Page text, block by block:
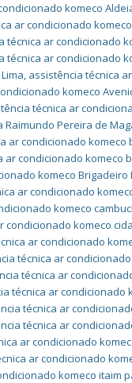
komeco
ar condicionado
técnica ar condicionado
técnica ar condicionado
, assistência técnica ar
komeco
técnica ar
Pereira de
ar condicionado komeco
ar condicionado komeco
komeco Brigadeiro
ar condicionado
komeco cambuci
condicionado komeco
ar condicionado
técnica ar
técnica ar
técnica ar condicionado
técnica ar
técnica ar
ar condicionado
ar condicionado
komeco itaim